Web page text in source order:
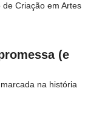
de Criação em Artes
(e
na história